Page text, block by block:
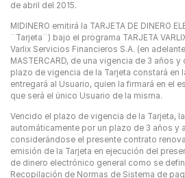
de abril del 2015.
MIDINERO emitirá la TARJETA DE DINERO
¨Tarjeta¨) bajo el programa TARJETA
Varlix Servicios Financieros S.A. (en
MASTERCARD, de una vigencia de 3 años
plazo de vigencia de la Tarjeta constará en
entregará al Usuario, quien la firmará en el
que será el único Usuario de la misma.
Vencido el plazo de vigencia de la Tarjeta,
automáticamente por un plazo de 3 años y
considerándose el presente contrato
emisión de la Tarjeta en ejecución del
de dinero electrónico general como se
Recopilación de Normas de Sistema de